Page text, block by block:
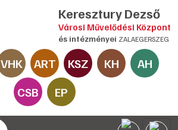
Keresztury Dezső
Városi Művelődési Központ
és intézményei ZALAEGERSZEG
VHK ART KSZ KH
AH
CSB
EP